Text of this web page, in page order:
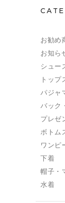
お勧め
お知ら
シュー
トップ
パジャ
バック
プレゼ
ボトム
ワンピ
下着
帽子・
水着